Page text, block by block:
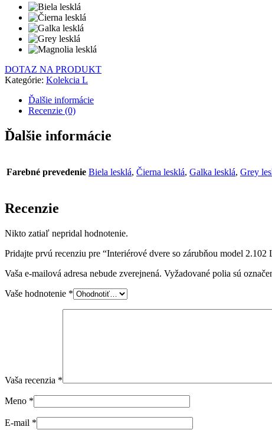
DOTAZ NA PRODUKT
Kategórie: Kolekcia L
Ďalšie informácie
Recenzie (0)
Ďalšie informácie
Farebné prevedenie Biela lesklá, Čierna lesklá, Galka lesklá, Grey
Recenzie
Nikto zatiaľ nepridal hodnotenie.
Pridajte prvú recenziu pre “Interiérové dvere so zárubňou model 2.102
Vaša e-mailová adresa nebude zverejnená. Vyžadované polia sú
Vaše hodnotenie *
Vaša recenzia *
Meno *
E-mail *